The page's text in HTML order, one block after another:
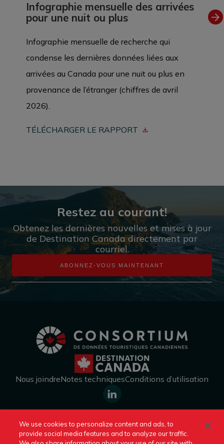
Infographie mensuelle des arrivées
pour une nuit ou plus
Infographie mensuelle de recherche qui
condense les dernières données liées aux
arrivées au Canada pour une nuit ou plus en
provenance de l’étranger (chiffres de avril
2026).
TÉLÉCHARGER LE RAPPORT
Restez au courant!
Obtenez les dernières nouvelles et mises à jour
de Destination Canada directement par
courriel.
ABONNEZ-VOUS MAINTENANT
Nous joindreNotes techniquesConditions d’utilisation
https://www.linkedin.com/
canada/
Consulter un autre site de Destination Canada :
We use cookies to personalize content and ads, to
provide social media features and to analyze our traffic.